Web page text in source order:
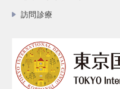
訪問診療